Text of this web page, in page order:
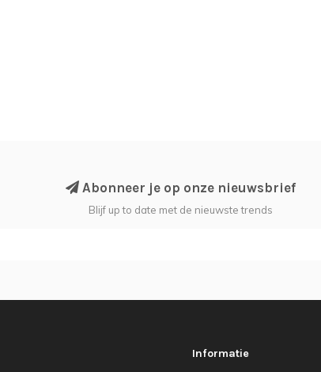
Abonneer je op onze nieuwsbrief
Blijf up to date met de nieuwste trends
Informatie